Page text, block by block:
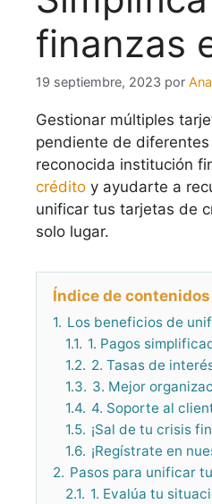
finanzas
19 septiembre, 2023 por
Gestionar múltiples
pendiente de
reconocida institución
crédito y ayudarte a
unificar tus tarjetas de
solo lugar.
Índice de contenidos
1. Los beneficios de
1.1. 1. Pagos
1.2. 2. Tasas de
1.3. 3. Mejor
1.4. 4. Soporte al
1.5. ¡Sal de tu crisis
1.6. ¡Regístrate en
2. Pasos para unificar
2.1. 1. Evalúa tu